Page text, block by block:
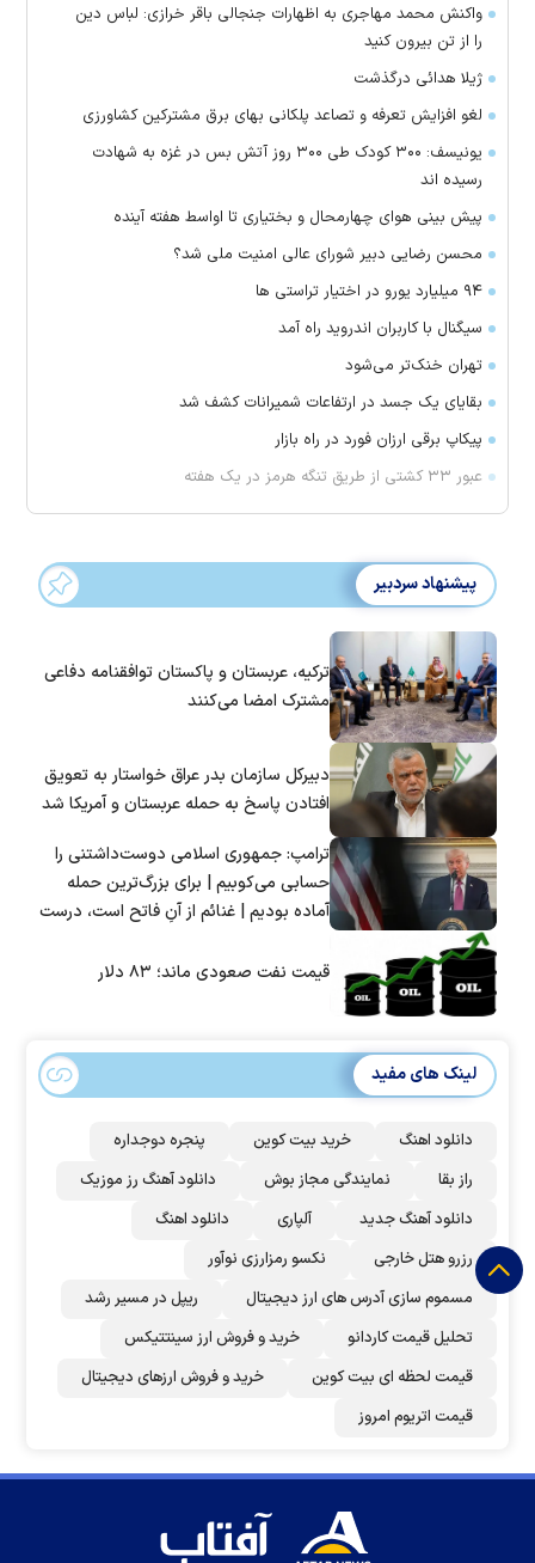
واکنش محمد مهاجری به اظهارات جنجالی باقر خرازی: لباس دین
را از تن بیرون کنید
ژیلا هدائی درگذشت
لغو افزایش تعرفه و تصاعد پلکانی بهای برق مشترکین کشاورزی
یونیسف: ۳۰۰ کودک طی ۳۰۰ روز آتش بس در غزه به شهادت
رسیده اند
پیش بینی هوای چهارمحال و بختیاری تا اواسط هفته آینده
محسن رضایی دبیر شورای عالی امنیت ملی شد؟
۹۴ میلیارد یورو در اختیار تراستی ها
سیگنال با کاربران اندروید راه آمد
تهران خنک‌تر می‌شود
بقایای یک جسد در ارتفاعات شمیرانات کشف شد
پیکاپ برقی ارزان فورد در راه بازار
عبور ۳۳ کشتی از طریق تنگه هرمز در یک هفته
پیشنهاد سردبیر
ترکیه، عربستان و پاکستان توافقنامه دفاعی
مشترک امضا می‌کنند
دبیرکل سازمان بدر عراق خواستار به تعویق
افتادن پاسخ به حمله عربستان و آمریکا شد
ترامپ: جمهوری اسلامی دوست‌داشتنی را
حسابی می‌کوبیم | برای بزرگ‌ترین حمله
آماده بودیم | غنائم از آنِ فاتح است، درست
قیمت نفت صعودی ماند؛ ۸۳ دلار
لینک های مفید
دانلود اهنگ خرید بیت کوین
پنجره دوجداره
راز بقا
نمایندگی مجاز بوش
دانلود آهنگ رز‌ موزیک
دانلود آهنگ جدید
آلپاری
دانلود اهنگ
رزرو هتل خارجی
نکسو رمزارزی نوآور
مسموم سازی آدرس های ارز دیجیتال
ریپل در مسیر رشد
تحلیل قیمت کاردانو
خرید و فروش ارز سینتتیکس
قیمت لحظه ای بیت کوین
خرید و فروش ارزهای دیجیتال
قیمت اتریوم امروز